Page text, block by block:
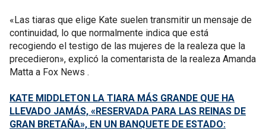
«Las tiaras que elige Kate suelen transmitir un mensaje de
continuidad, lo que normalmente indica que está
recogiendo el testigo de las mujeres de la realeza que la
precedieron», explicó la comentarista de la realeza Amanda
Matta a Fox News .
KATE MIDDLETON LA TIARA MÁS GRANDE QUE HA
LLEVADO JAMÁS, «RESERVADA PARA LAS REINAS DE
GRAN BRETAÑA», EN UN BANQUETE DE ESTADO: